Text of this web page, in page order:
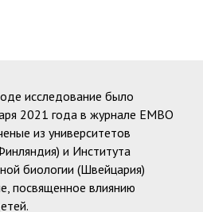
исследование было
2021 года в журнале EMBO
из университетов
и Института
биологии (Швейцария)
посвященное влиянию